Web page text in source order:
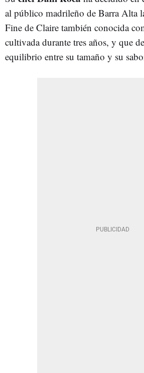
al público madrileño de Barra Alta
Fine de Claire también conocida
cultivada durante tres años, y que
equilibrio entre su tamaño y su